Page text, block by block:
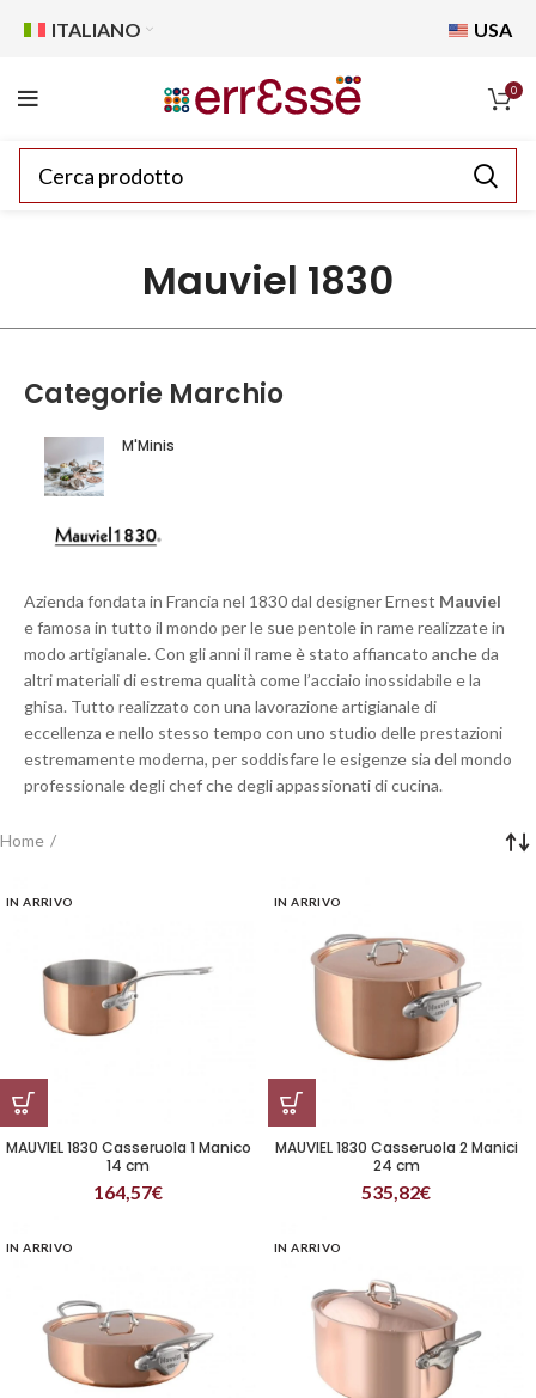
ITALIANO USA
0
Mauviel 1830
Categorie Marchio
M'Minis
Azienda fondata in Francia nel 1830 dal designer Ernest Mauviel
e famosa in tutto il mondo per le sue pentole in rame realizzate in
modo artigianale. Con gli anni il rame è stato affiancato anche da
altri materiali di estrema qualità come l’acciaio inossidabile e la
ghisa. Tutto realizzato con una lavorazione artigianale di
eccellenza e nello stesso tempo con uno studio delle prestazioni
estremamente moderna, per soddisfare le esigenze sia del mondo
professionale degli chef che degli appassionati di cucina.
Home
IN ARRIVO
MAUVIEL 1830 Casseruola 1 Manico
14 cm
164,57€
IN ARRIVO
MAUVIEL 1830 Casseruola 2 Manici
24 cm
535,82€
IN ARRIVO IN ARRIVO